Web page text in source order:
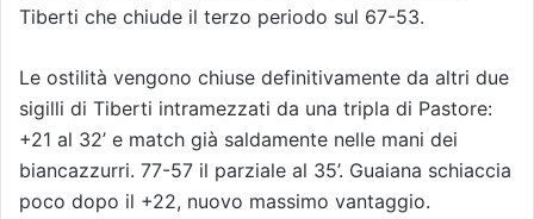
Tiberti che chiude il terzo periodo sul 67-53.
Le ostilità vengono chiuse definitivamente da altri due
sigilli di Tiberti intramezzati da una tripla di Pastore:
+21 al 32’ e match già saldamente nelle mani dei
biancazzurri. 77-57 il parziale al 35’. Guaiana schiaccia
poco dopo il +22, nuovo massimo vantaggio.